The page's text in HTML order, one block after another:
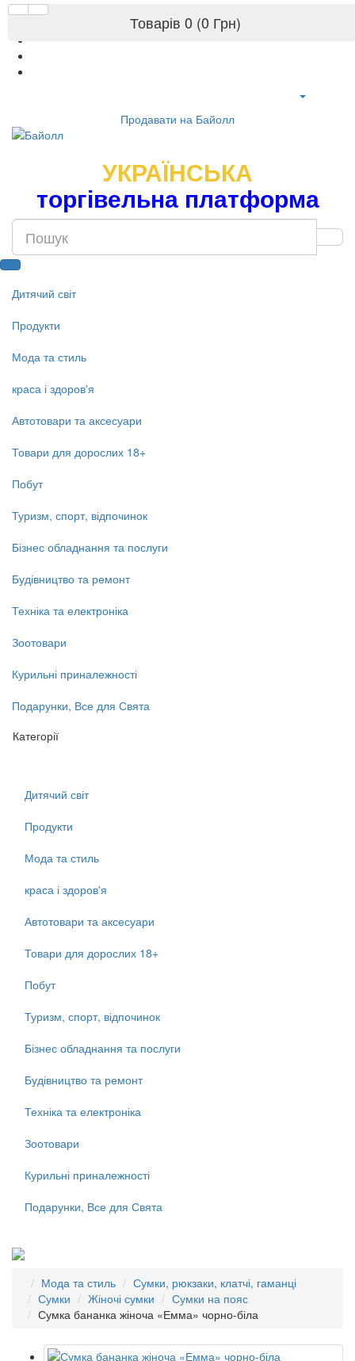
Продавати на Байолл
УКРАЇНСЬКА
торгівельна платформа
Товарів 0 (0 Грн)
Дитячий світ
Продукти
Мода та стиль
краса і здоров'я
Автотовари та аксесуари
Товари для дорослих 18+
Побут
Туризм, спорт, відпочинок
Бізнес обладнання та послуги
Будівництво та ремонт
Техніка та електроніка
Зоотовари
Курильні приналежності
Подарунки, Все для Свята
Категорії
Дитячий світ
Продукти
Мода та стиль
краса і здоров'я
Автотовари та аксесуари
Товари для дорослих 18+
Побут
Туризм, спорт, відпочинок
Бізнес обладнання та послуги
Будівництво та ремонт
Техніка та електроніка
Зоотовари
Курильні приналежності
Подарунки, Все для Свята
Мода та стиль
Сумки, рюкзаки, клатчі, гаманці
Сумки
Жіночі сумки
Сумки на пояс
Сумка бананка жіноча «Емма» чорно-біла